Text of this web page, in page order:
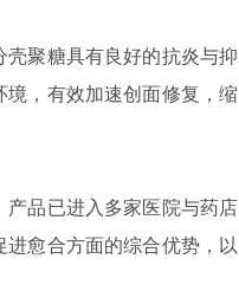
聚糖具有良好的抗炎与抑
，有效加速创面修复，缩
品已进入多家医院与药店
愈合方面的综合优势，以